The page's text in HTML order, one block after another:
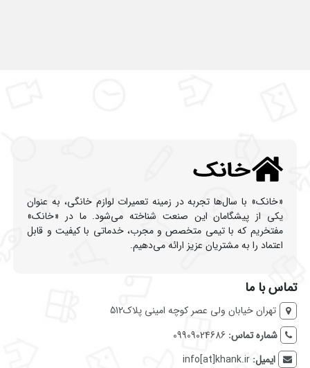
«خانک» با سال‌ها تجربه در زمینه تعمیرات لوازم خانگی، به عنوان
یکی از پیشگامان این صنعت شناخته می‌شود. ما در «خانک»
مفتخریم که با تیمی متخصص و مجرب، خدماتی با کیفیت و قابل
اعتماد را به مشتریان عزیز ارائه می‌دهیم.
تماس با ما
تهران خیابان ولی عصر کوچه امینی پلاک512
شماره تماس: 09909024686
ایمیل:info[at]khank.ir